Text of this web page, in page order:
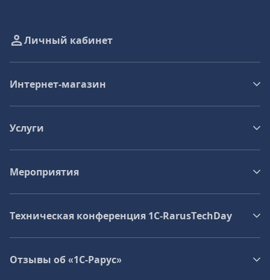
Личный кабинет
Интернет-магазин
Услуги
Мероприятия
Техническая конференция 1C‑RarusTechDay
Отзывы об «1С-Рарус»